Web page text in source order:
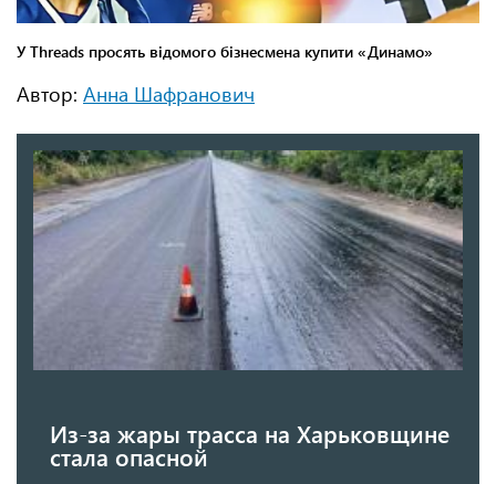
Автор: Анна Шафранович
Из-за жары трасса на Харьковщине
стала опасной